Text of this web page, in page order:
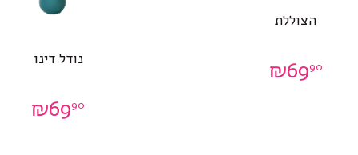
הצוללת
₪6990 נודל דינו
₪6990